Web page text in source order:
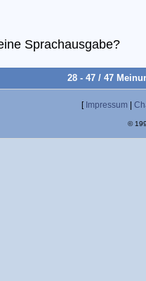
Sprachausgabe?
28 - 47 / 47
[ Impressum
©